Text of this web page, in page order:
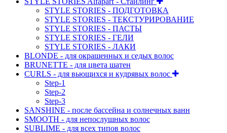
STYLE STORIES - ПОДГОТОВКА
STYLE STORIES - ТЕКСТУРИРОВАНИЕ
STYLE STORIES - ПАСТЫ
STYLE STORIES - ГЕЛИ
STYLE STORIES - ЛАКИ
BLONDE - для окрашенных и седых волос
BRUNETTE - для цвета шатен
CURLS - для вьющихся и кудрявых волос
Step-1
Step-2
Step-3
SANSHINE - после бассейна и солнечных ванн
SMOOTH - для непослушных волос
SUBLIME - для всех типов волос